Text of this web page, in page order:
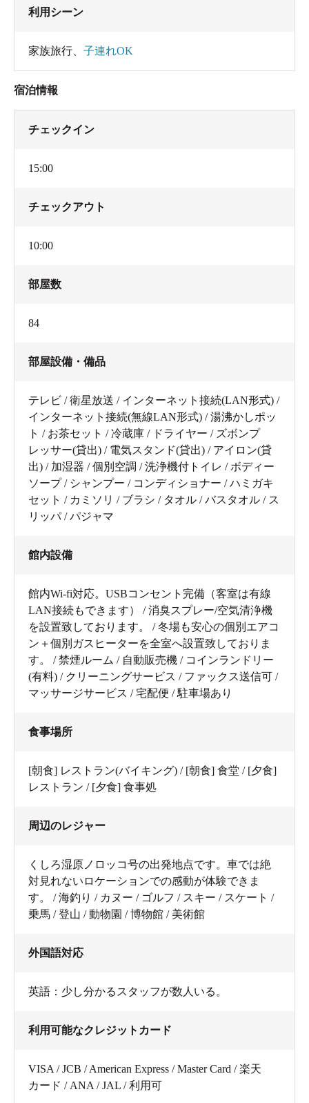
利用シーン
家族旅行 子連れOK
宿泊情報
チェックイン
15:00
チェックアウト
10:00
部屋数
84
部屋設備・備品
テレビ / 衛星放送 / インターネット接続(LAN形式) /
インターネット接続(無線LAN形式) / 湯沸かしポッ
ト / お茶セット / 冷蔵庫 / ドライヤー / ズボンプ
レッサー(貸出) / 電気スタンド(貸出) / アイロン(貸
出) / 加湿器 / 個別空調 / 洗浄機付トイレ / ボディー
ソープ / シャンプー / コンディショナー / ハミガキ
セット / カミソリ / ブラシ / タオル / バスタオル / ス
リッパ / パジャマ
館内設備
館内Wi-fi対応。USBコンセント完備（客室は有線
LAN接続もできます） / 消臭スプレー/空気清浄機
を設置致しております。 / 冬場も安心の個別エアコ
ン＋個別ガスヒーターを全室へ設置致しておりま
す。 / 禁煙ルーム / 自動販売機 / コインランドリー
(有料) / クリーニングサービス / ファックス送信可 /
マッサージサービス / 宅配便 / 駐車場あり
食事場所
[朝食] レストラン(バイキング) / [朝食] 食堂 / [夕食]
レストラン / [夕食] 食事処
周辺のレジャー
くしろ湿原ノロッコ号の出発地点です。車では絶
対見れないロケーションでの感動が体験できま
す。 / 海釣り / カヌー / ゴルフ / スキー / スケート /
乗馬 / 登山 / 動物園 / 博物館 / 美術館
外国語対応
英語：少し分かるスタッフが数人いる。
利用可能なクレジットカード
VISA / JCB / American Express / Master Card / 楽天
カード / ANA / JAL / 利用可